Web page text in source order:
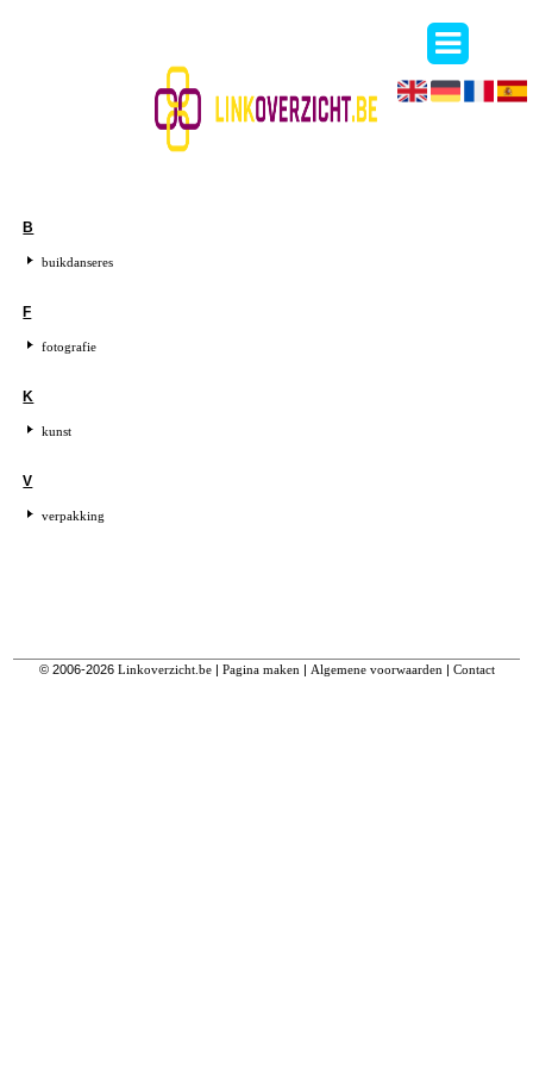
B
buikdanseres
F
fotografie
K
kunst
V
verpakking
© 2006-2026 Linkoverzicht.be| Pagina maken | Algemene voorwaarden | Contact